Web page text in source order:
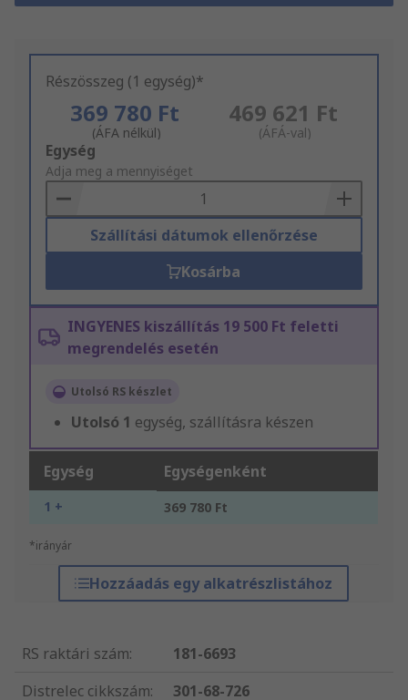
Részösszeg (1 egység)*
369 780 Ft
(ÁFA nélkül)
469 621 Ft
(ÁFÁ-val)
Add
to
Basket
Egység
Adja meg a mennyiséget
Szállítási dátumok ellenőrzése
Kosárba
INGYENES kiszállítás 19 500 Ft feletti
megrendelés esetén
Utolsó RS készlet
Utolsó 1 egység, szállításra készen
Egység Egységenként
1 + 369 780 Ft
*irányár
Hozzáadás egy alkatrészlistához
RS raktári szám:
181-6693
Distrelec cikkszám:
301-68-726